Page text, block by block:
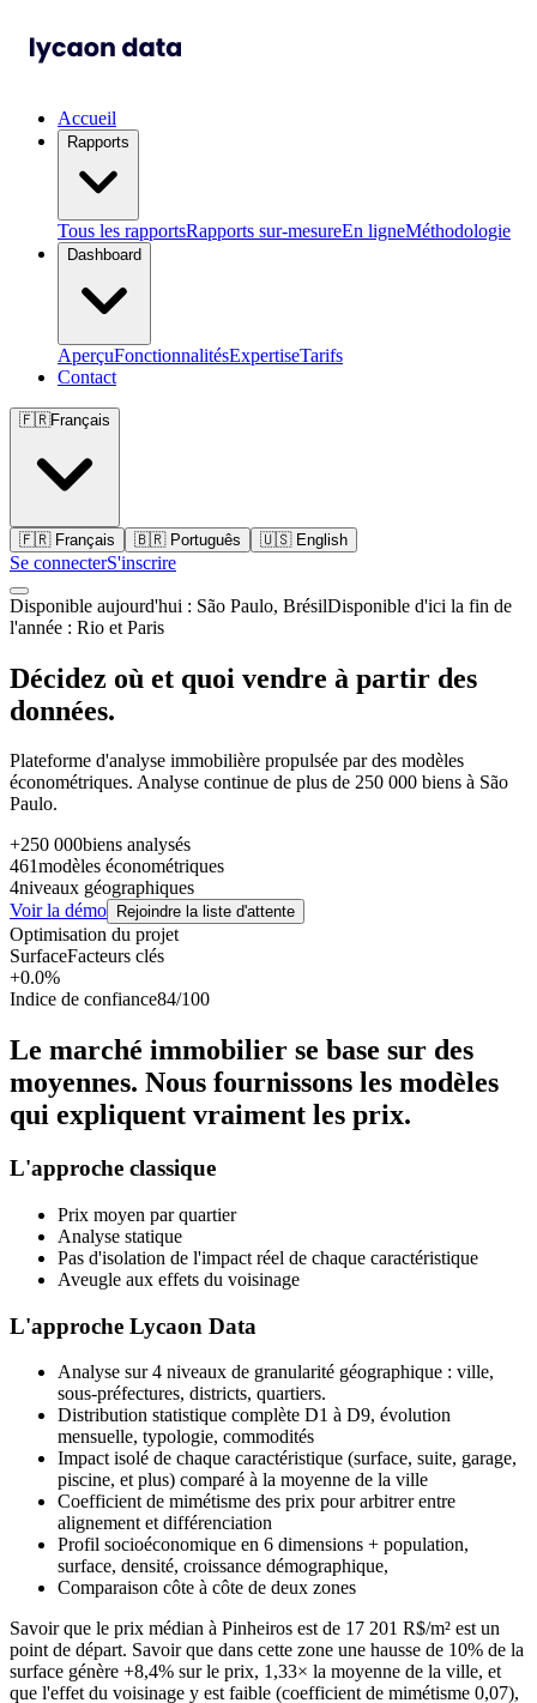
Accueil
Rapports
Tous les rapportsRapports sur-mesureEn ligneMéthodologie
Dashboard
AperçuFonctionnalitésExpertiseTarifs
Contact
🇫🇷Français
🇫🇷 Français 🇧🇷 Português 🇺🇸 English
Se connecterS'inscrire
Disponible aujourd'hui : São Paulo, BrésilDisponible d'ici la fin de
l'année : Rio et Paris
Décidez où et quoi vendre à partir des
données.
Plateforme d'analyse immobilière propulsée par des modèles
économétriques. Analyse continue de plus de 250 000 biens à São
Paulo.
+250 000biens analysés
461modèles économétriques
4niveaux géographiques
Voir la démo
Rejoindre la liste d'attente
Optimisation du projet
SurfaceFacteurs clés
+0.0%
Indice de confiance84/100
Le marché immobilier se base sur des
moyennes. Nous fournissons les modèles
qui expliquent vraiment les prix.
L'approche classique
Prix moyen par quartier
Analyse statique
Pas d'isolation de l'impact réel de chaque caractéristique
Aveugle aux effets du voisinage
L'approche Lycaon Data
Analyse sur 4 niveaux de granularité géographique : ville,
sous-préfectures, districts, quartiers.
Distribution statistique complète D1 à D9, évolution
mensuelle, typologie, commodités
Impact isolé de chaque caractéristique (surface, suite, garage,
piscine, et plus) comparé à la moyenne de la ville
Coefficient de mimétisme des prix pour arbitrer entre
alignement et différenciation
Profil socioéconomique en 6 dimensions + population,
surface, densité, croissance démographique,
Comparaison côte à côte de deux zones
Savoir que le prix médian à Pinheiros est de 17 201 R$/m² est un
point de départ. Savoir que dans cette zone une hausse de 10% de la
surface génère +8,4% sur le prix, 1,33× la moyenne de la ville, et
que l'effet du voisinage y est faible (coefficient de mimétisme 0,07),